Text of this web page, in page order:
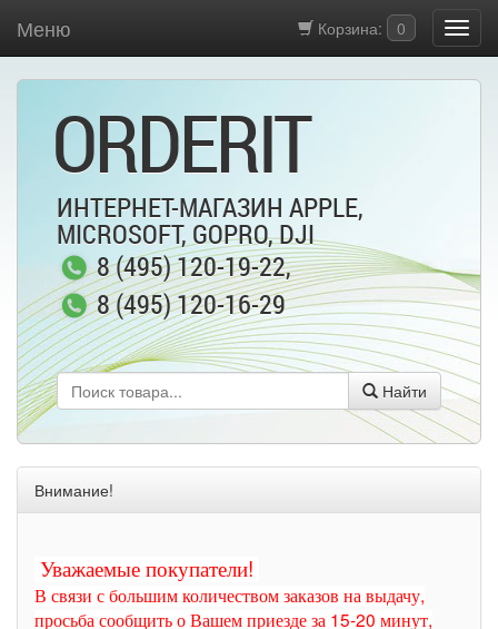
Корзина: 0
Меню
ORDERIT
ИНТЕРНЕТ-МАГАЗИН APPLE,
MICROSOFT, GOPRO, DJI
8 (495) 120-19-22,
8 (495) 120-16-29
Найти
Внимание!
Уважаемые покупатели!
В связи с большим количеством заказов на выдачу,
просьба сообщить о Вашем приезде за 15-20 минут,